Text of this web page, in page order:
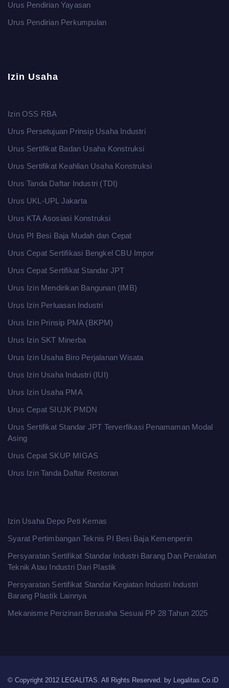
Urus Pendirian Yayasan
Urus Pendirian Perkumpulan
Izin Usaha
Izin OSS RBA
Urus Persetujuan Prinsip Usaha Industri
Urus Sertifikat Badan Usaha Konstruksi
Urus Sertifikat Keahlian Usaha Konstruksi
Urus Tanda Daftar Industri (TDI)
Urus UKL-UPL Jakarta
Urus KTA Asosiasi Konstruksi
Urus PI Besi Baja Mudah dan Cepat
Urus Cepat Sertifikasi Bengkel CBU Impor
Urus Cepat Sertifikat Standar JPT
Urus Izin Mendirikan Bangunan (IMB)
Urus Izin Perluasan Industri
Urus Izin Prinsip PMA (BKPM)
Urus Izin SKT Minerba
Urus Izin Usaha Biro Perjalanan Wisata
Urus Izin Usaha Industri (IUI)
Urus Izin Usaha PMA
Urus Cepat SIUJK PMDN
Urus Sertifikat Standar JPT Terverfikasi Penamaman Modal
Asing
Urus Cepat SKUP MIGAS
Urus Izin Tanda Daftar Restoran
Izin Usaha Depo Peti Kemas
Syarat Pertimbangan Teknis PI Besi Baja Kemenperin
Persyaratan Sertifikat Standar Industri Barang Dan Peralatan
Teknik Atau Industri Dari Plastik
Persyaratan Sertifikat Standar Kegiatan Industri Industri
Barang Plastik Lainnya
Mekanisme Perizinan Berusaha Sesuai PP 28 Tahun 2025
© Copyright 2012 LEGALITAS. All Rights Reserved. by Legalitas.Co.iD